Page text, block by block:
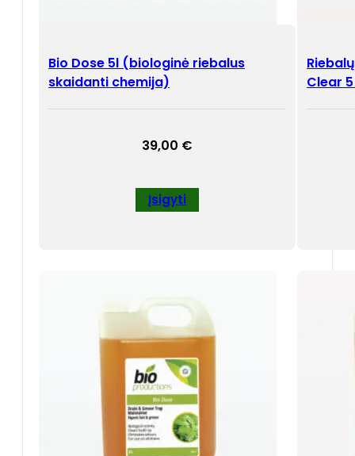
Bio Dose 5l (biologinė riebalus
skaidanti chemija)
39,00 €
Įsigyti
Clear